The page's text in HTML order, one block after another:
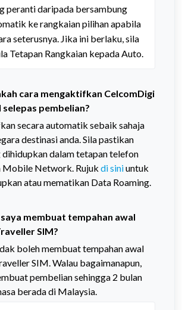
peranti daripada bersambung
ke rangkaian pilihan apabila
seterusnya. Jika ini berlaku, sila
Tetapan Rangkaian kepada Auto.
cara mengaktifkan CelcomDigi
pembelian?
secara automatik sebaik sahaja
destinasi anda. Sila pastikan
dihidupkan dalam tetapan telefon
Mobile Network. Rujuk di siniuntuk
atau mematikan Data Roaming.
membuat tempahan awal
SIM?
boleh membuat tempahan awal
SIM. Walau bagaimanapun,
pembelian sehingga 2 bulan
berada di Malaysia.